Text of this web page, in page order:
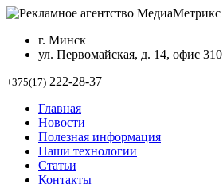
г. Минск
ул. Первомайская, д. 14, офис 310
+375(17) 222-28-37
Главная
Новости
Полезная информация
Наши технологии
Статьи
Контакты